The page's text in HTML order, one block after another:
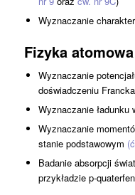
Wyznaczanie
Fizyka
Wyznaczanie
doświadczeniu
Wyznaczanie ładunku
Wyznaczanie
stanie podstawowym
Badanie absorpcji
przykładzie p-